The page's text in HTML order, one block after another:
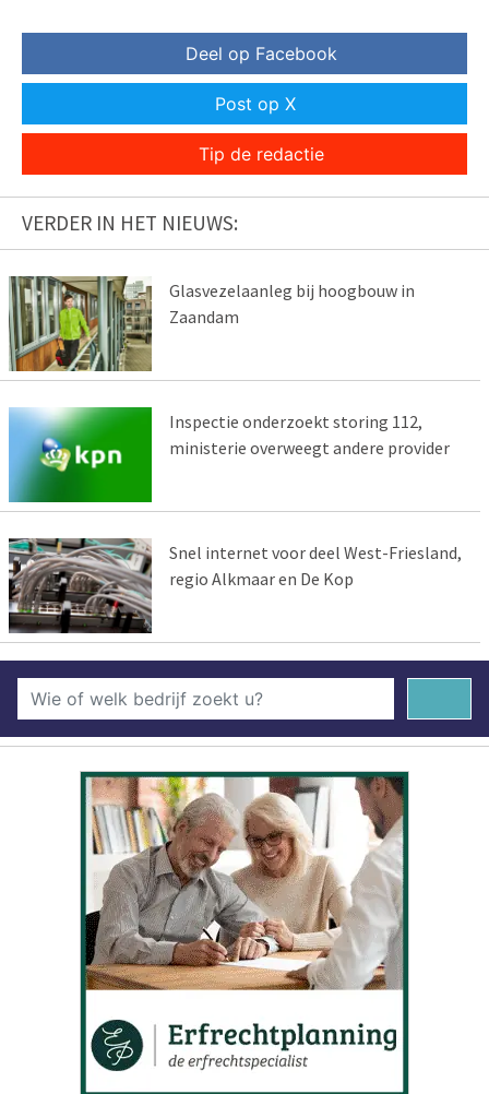
Deel op Facebook
Post op X
Tip de redactie
VERDER IN HET NIEUWS:
Glasvezelaanleg bij hoogbouw in
Zaandam
Inspectie onderzoekt storing 112,
ministerie overweegt andere provider
Snel internet voor deel West-Friesland,
regio Alkmaar en De Kop